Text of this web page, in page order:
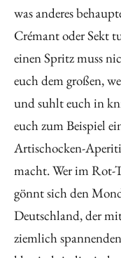
was anderes
Crémant oder Sekt
einen Spritz muss
euch dem großen,
und suhlt euch in
euch zum Beispiel
Artischocken-
macht. Wer im Rot-
gönnt sich den
Deutschland, der
ziemlich